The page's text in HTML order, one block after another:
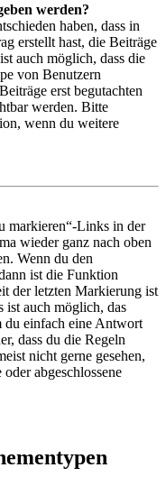
werden?
haben, dass in
erstellt hast, die Beiträge
auch möglich, dass die
von Benutzern
erst begutachten
werden. Bitte
wenn du weitere
markieren“-Links in der
wieder ganz nach oben
Wenn du den
ist die Funktion
der letzten Markierung ist
ist auch möglich, das
du einfach eine Antwort
dass du die Regeln
nicht gerne gesehen,
abgeschlossene